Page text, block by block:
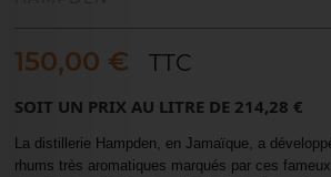
150,00 € TTC
SOIT UN PRIX AU LITRE DE 214,28 €
La distillerie Hampden, en Jamaïque, a
rhums très aromatiques marqués par ces